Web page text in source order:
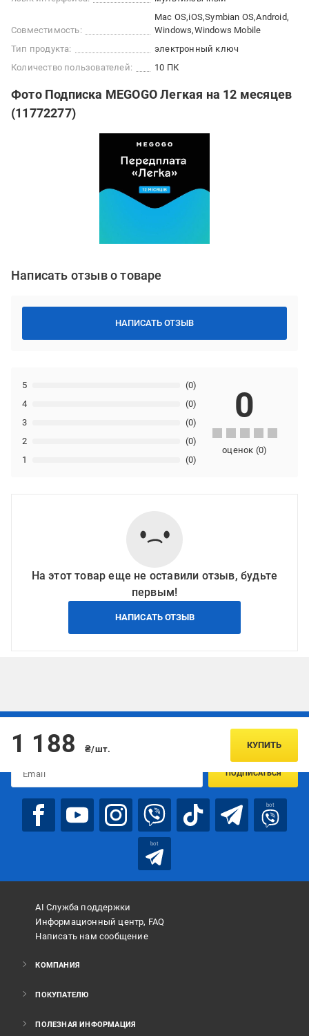
Совместимость:
Mac OS iOS Symbian OS Android
Windows Windows Mobile
Тип продукта:
электронный ключ
Количество пользователей:
10 ПК
Фото Подписка MEGOGO Легкая на 12 месяцев
(11772277)
Написать отзыв о товаре
НАПИСАТЬ ОТЗЫВ
1 (0)
2 (0)
3 (0)
4 (0)
5 (0)
0
оценок (0)
На этот товар еще не оставили отзыв, будьте
первым!
НАПИСАТЬ ОТЗЫВ
1 188 ₴/шт. КУПИТЬ
Подписывайтесь, чтобы узнавать первым об акцияx и
ПОДПИСАТЬСЯ
bot
bot
AI Служба поддержки
Информационный центр, FAQ
Написать нам сообщение
КОМПАНИЯ
ПОКУПАТЕЛЮ
ПОЛЕЗНАЯ ИНФОРМАЦИЯ